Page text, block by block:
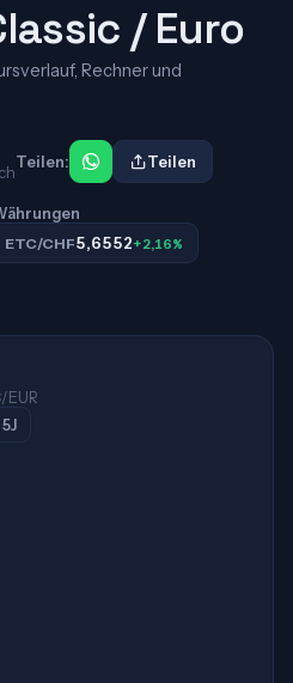
/ Euro
Rechner und
Teilen: Teilen
ETC/CHF5,6552+2,16%
EUR
5J